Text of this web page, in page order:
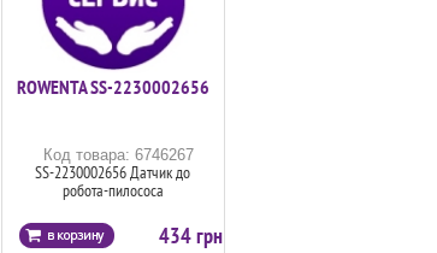
ROWENTA SS-2230002656
Код товара: 6746267
SS-2230002656 Датчик до
робота-пилососа
434 грн